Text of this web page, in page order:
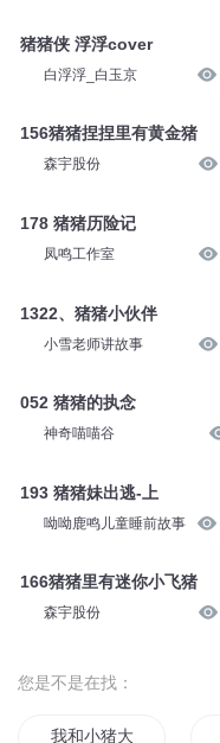
猪猪侠 浮浮cover
白浮浮_白玉京
156猪猪捏捏里有黄金猪
森宇股份
178 猪猪历险记
凤鸣工作室
1322、猪猪小伙伴
小雪老师讲故事
052 猪猪的执念
神奇喵喵谷
193 猪猪妹出逃-上
呦呦鹿鸣儿童睡前故事
166猪猪里有迷你小飞猪
森宇股份
您是不是在找：
我和小猪大王的日常